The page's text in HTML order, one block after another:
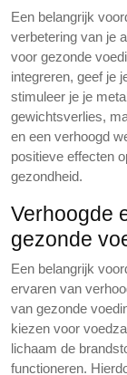
Een belangrijk
verbetering van je
voor gezonde
integreren, geef je
stimuleer je je
gewichtsverlies,
en een verhoogd
positieve effecten
gezondheid.
Verhoogde
gezonde
Een belangrijk
ervaren van
van gezonde
kiezen voor
lichaam de
functioneren.